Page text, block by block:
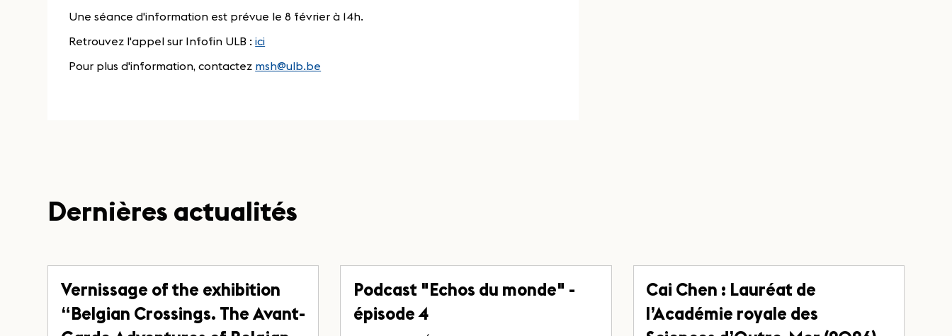
Une séance d'information est prévue le 8 février à 14h.
Retrouvez l'appel sur Infofin ULB :ici
Pour plus d'information, contactez msh@ulb.be
Dernières actualités
Vernissage of the exhibition
“Belgian Crossings. The Avant-
Podcast "Echos du monde" -
épisode 4
Cai Chen : Lauréat de
l’Académie royale des